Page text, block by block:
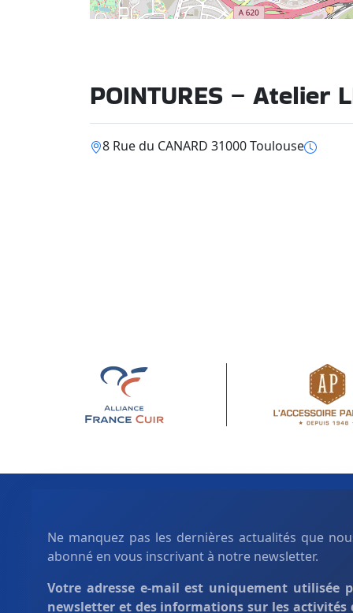
POINTURES – Atelier
8 Rue du CANARD 31000 Toulouse
Ne manquez pas les dernières actualités que
abonné en vous inscrivant à notre newsletter.
Votre adresse e-mail est uniquement utilisée
newsletter et des informations sur les activités